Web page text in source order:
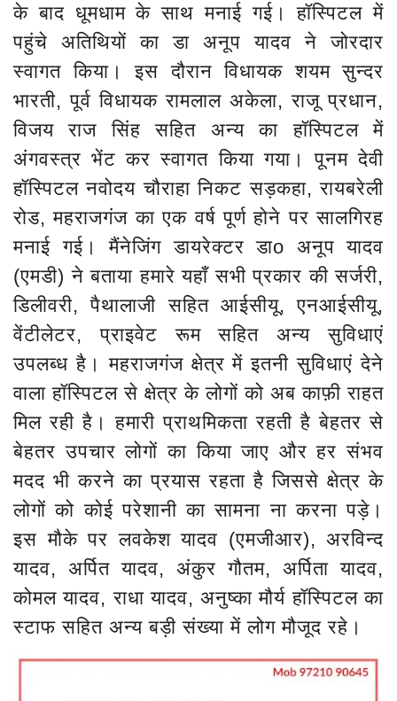
के बाद धूमधाम के साथ मनाई गई। हॉस्पिटल में
पहुंचे अतिथियों का डा अनूप यादव ने जोरदार
स्वागत किया। इस दौरान विधायक शयम सुन्दर
भारती, पूर्व विधायक रामलाल अकेला, राजू प्रधान,
विजय राज सिंह सहित अन्य का हॉस्पिटल में
अंगवस्त्र भेंट कर स्वागत किया गया। पूनम देवी
हॉस्पिटल नवोदय चौराहा निकट सड़कहा, रायबरेली
रोड, महराजगंज का एक वर्ष पूर्ण होने पर सालगिरह
मनाई गई। मैंनेजिंग डायरेक्टर डाo अनूप यादव
(एमडी) ने बताया हमारे यहाँ सभी प्रकार की सर्जरी,
डिलीवरी, पैथालाजी सहित आईसीयू, एनआईसीयू,
वेंटीलेटर, प्राइवेट रूम सहित अन्य सुविधाएं
उपलब्ध है। महराजगंज क्षेत्र में इतनी सुविधाएं देने
वाला हॉस्पिटल से क्षेत्र के लोगों को अब काफ़ी राहत
मिल रही है। हमारी प्राथमिकता रहती है बेहतर से
बेहतर उपचार लोगों का किया जाए और हर संभव
मदद भी करने का प्रयास रहता है जिससे क्षेत्र के
लोगों को कोई परेशानी का सामना ना करना पड़े।
इस मौके पर लवकेश यादव (एमजीआर), अरविन्द
यादव, अर्पित यादव, अंकुर गौतम, अर्पिता यादव,
कोमल यादव, राधा यादव, अनुष्का मौर्य हॉस्पिटल का
स्टाफ सहित अन्य बड़ी संख्या में लोग मौजूद रहे।